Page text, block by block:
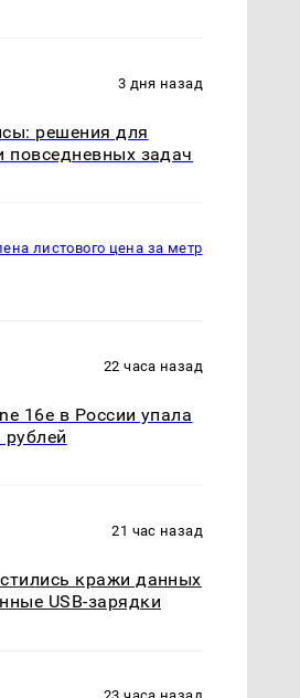
3 дня назад
решения для
повседневных задач
листового цена за метр
22 часа назад
16e в России упала
21 час назад
кражи данных
USB-зарядки